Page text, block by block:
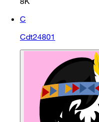
C
Cdt24801